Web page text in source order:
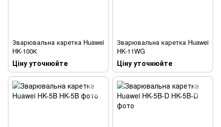
Зварювальна каретка Huawei
HK-100К
Ціну уточнюйте
Зварювальна каретка Huawei
HK-11WG
Ціну уточнюйте